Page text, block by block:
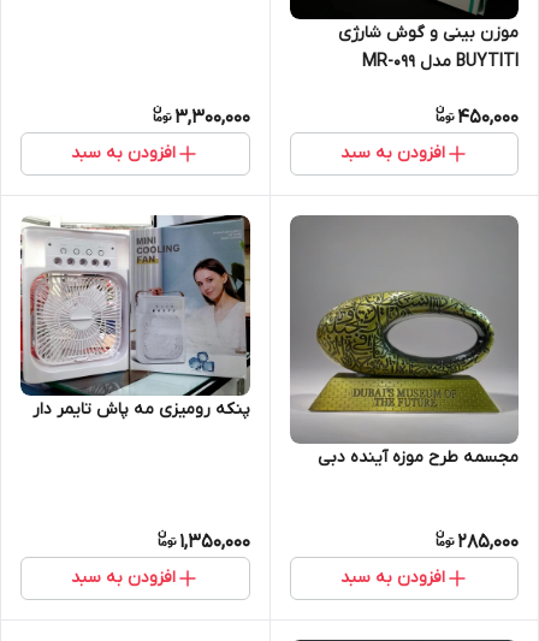
موزن بینی و گوش شارژی
BUYTITI مدل MR-099
450,000
افزودن به سبد
3,300,000
افزودن به سبد
مجسمه طرح موزه آینده دبی
285,000
افزودن به سبد
پنکه رومیزی مه پاش تایمر دار
1,350,000
افزودن به سبد